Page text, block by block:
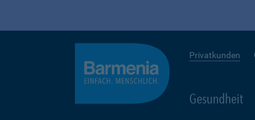
Privatkunden
Gesundheit